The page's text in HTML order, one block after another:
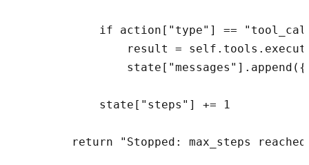
if action["type"] ==
result =
            state["steps"] += 1